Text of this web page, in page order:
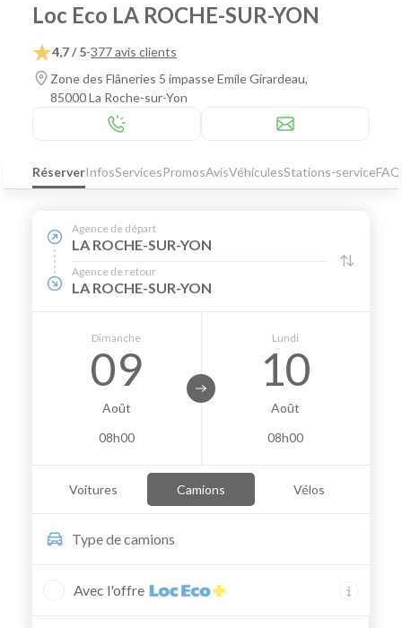
Loc Eco LA ROCHE-SUR-YON
4,7 / 5-377 avis clients
Zone des Flâneries 5 impasse Emile Girardeau,
85000 La Roche-sur-Yon
RéserverInfosServicesPromosAvisVéhiculesStations-serviceFAQ
Agence de départ
LA ROCHE-SUR-YON
Agence de retour
LA ROCHE-SUR-YON
Dimanche
09
Août
08h00
Lundi
10
Août
08h00
Voitures Camions Vélos
Type decamions
Avec l'offre